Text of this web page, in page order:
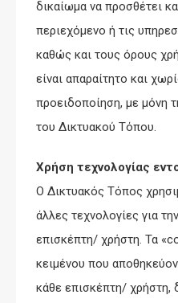
δικαίωμα να προσθέτει
περιεχόμενο ή τις
καθώς και τους όρους
είναι απαραίτητο και
προειδοποίηση, με μόνη
του Δικτυακού Τόπου.
Χρήση τεχνολογίας
Ο Δικτυακός Τόπος
άλλες τεχνολογίες για
επισκέπτη/ χρήστη. Τα
κειμένου που
κάθε επισκέπτη/ χρήστη,